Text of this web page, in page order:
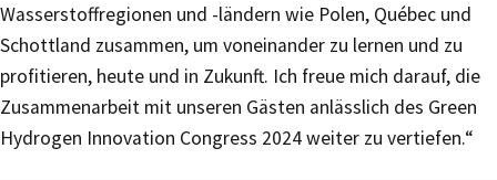
Wasserstoffregionen und -ländern wie Polen, Québec und
Schottland zusammen, um voneinander zu lernen und zu
profitieren, heute und in Zukunft. Ich freue mich darauf, die
Zusammenarbeit mit unseren Gästen anlässlich des Green
Hydrogen Innovation Congress 2024 weiter zu vertiefen.“